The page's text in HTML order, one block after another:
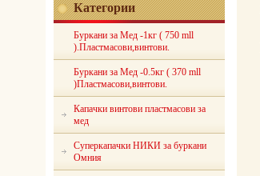
Категории
Буркани за Мед -1кг ( 750 mll
).Пластмасови,винтови.
Буркани за Мед -0.5кг ( 370 mll
)Пластмасови,винтови.
Капачки винтови пластмасови за
мед
Суперкапачки НИКИ за буркани
Омния